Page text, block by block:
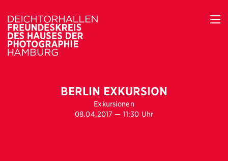
BERLIN EXKURSION
Exkursionen
08.04.2017 — 11:30 Uhr